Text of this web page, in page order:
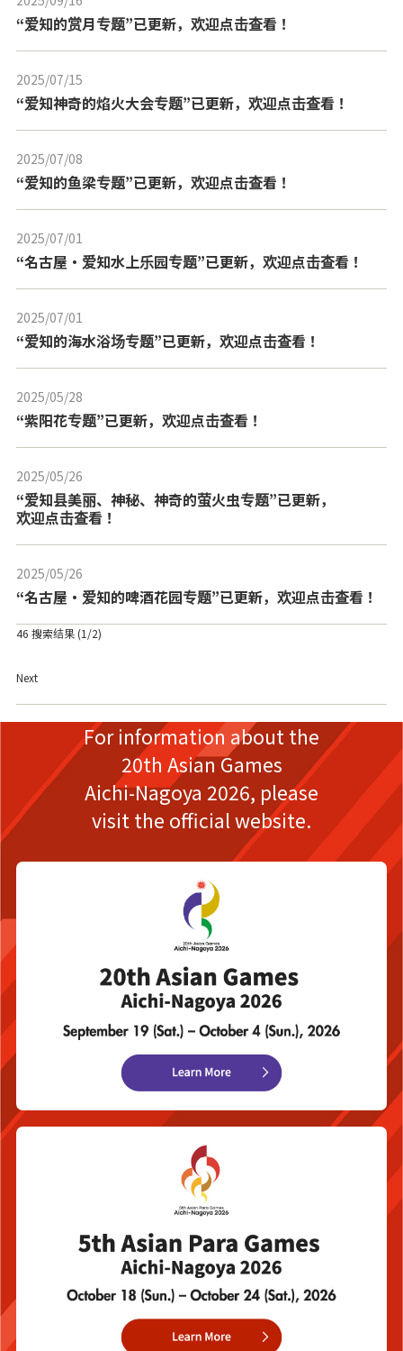
“爱知的赏月专题”已更新，欢迎点击查看！
2025/07/15
“爱知神奇的焰火大会专题”已更新，欢迎点击查看！
2025/07/08
“爱知的鱼梁专题”已更新，欢迎点击查看！
2025/07/01
“名古屋・爱知水上乐园专题”已更新，欢迎点击查看！
2025/07/01
“爱知的海水浴场专题”已更新，欢迎点击查看！
2025/05/28
“紫阳花专题”已更新，欢迎点击查看！
2025/05/26
“爱知县美丽、神秘、神奇的萤火虫专题”已更新，
欢迎点击查看！
2025/05/26
“名古屋・爱知的啤酒花园专题”已更新，欢迎点击查看！
46 搜索结果 (1/2)
Next
For information about the
20th Asian Games
Aichi-Nagoya 2026, please
visit the official website.